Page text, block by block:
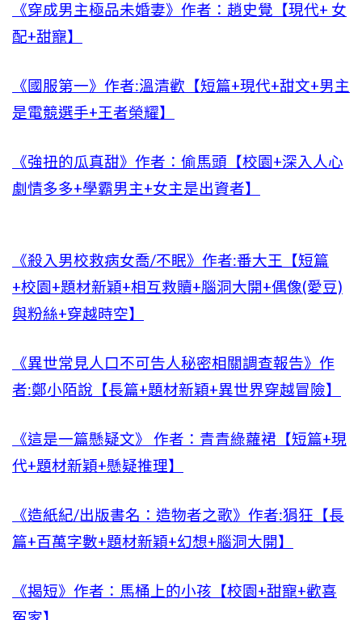
《穿成男主極品未婚妻》作者：趙史覺【現代+ 女
配+甜寵】
《國服第一》作者:溫清歡【短篇+現代+甜文+男主
是電競選手+王者榮耀】
《強扭的瓜真甜》作者：偷馬頭【校園+深入人心
劇情多多+學霸男主+女主是出資者】
《殺入男校救病女喬/不眠》作者:番大王【短篇
+校園+題材新穎+相互救贖+腦洞大開+偶像(愛豆)
與粉絲+穿越時空】
《異世常見人口不可告人秘密相關調查報告》作
者:鄭小陌說【長篇+題材新穎+異世界穿越冒險】
《這是一篇懸疑文》 作者：青青綠蘿裙【短篇+現
代+題材新穎+懸疑推理】
《造紙紀/出版書名：造物者之歌》作者:狷狂【長
篇+百萬字數+題材新穎+幻想+腦洞大開】
《揭短》作者：馬桶上的小孩【校園+甜寵+歡喜